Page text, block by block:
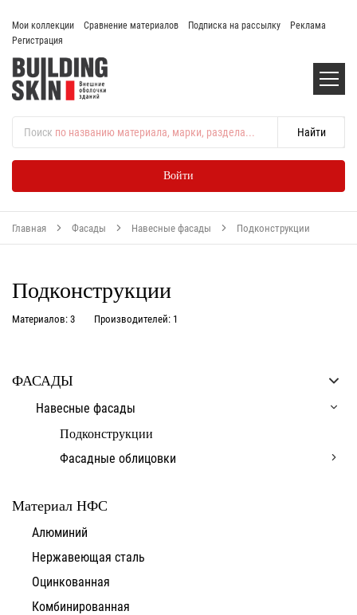
Мои коллекции Сравнение материалов Подписка на рассылку
Реклама
Регистрация
Поиск по названию материала, марки, раздела...
Войти
Главная Фасады Навесные фасады Подконструкции
Подконструкции
Материалов: 3 Производителей: 1
ФАСАДЫ
Навесные фасады
Подконструкции
Фасадные облицовки
Материал НФС
Алюминий
Нержавеющая сталь
Оцинкованная
Комбинированная